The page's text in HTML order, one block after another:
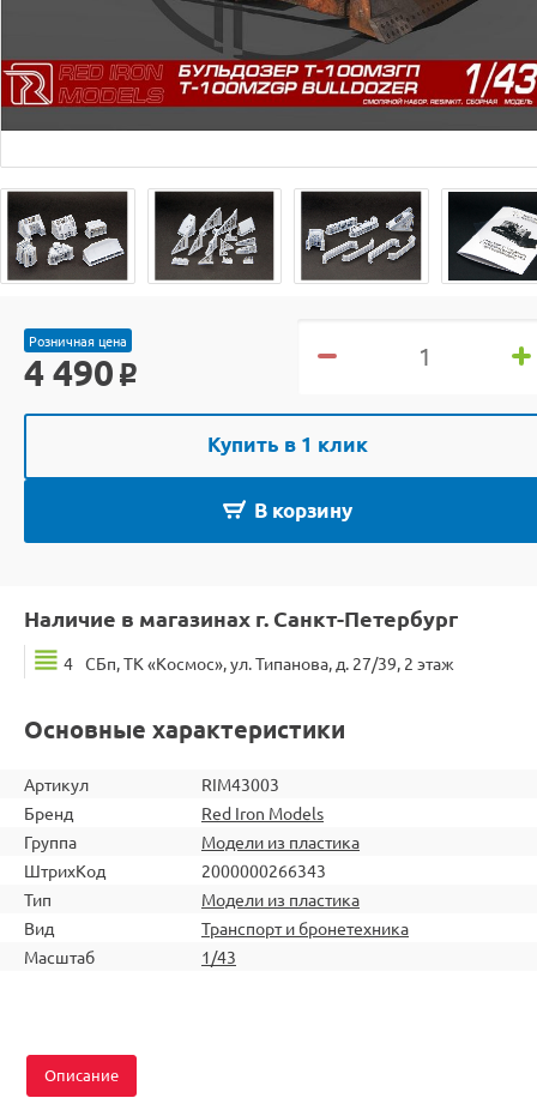
Розничная цена
4 490 o
Купить в 1 клик
В корзину
Наличие в магазинах г. Санкт-Петербург
4 СБп, ТК «Космос», ул. Типанова, д. 27/39, 2 этаж
Основные характеристики
Артикул
RIM43003
Бренд
Red Iron Models
Группа
Модели из пластика
ШтрихКод
2000000266343
Тип
Модели из пластика
Вид
Транспорт и бронетехника
Масштаб
1/43
Описание